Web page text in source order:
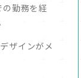
勤務を経
ザインがメ